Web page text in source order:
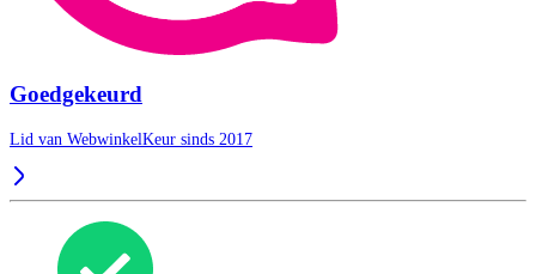
Goedgekeurd
Lid van WebwinkelKeur sinds 2017